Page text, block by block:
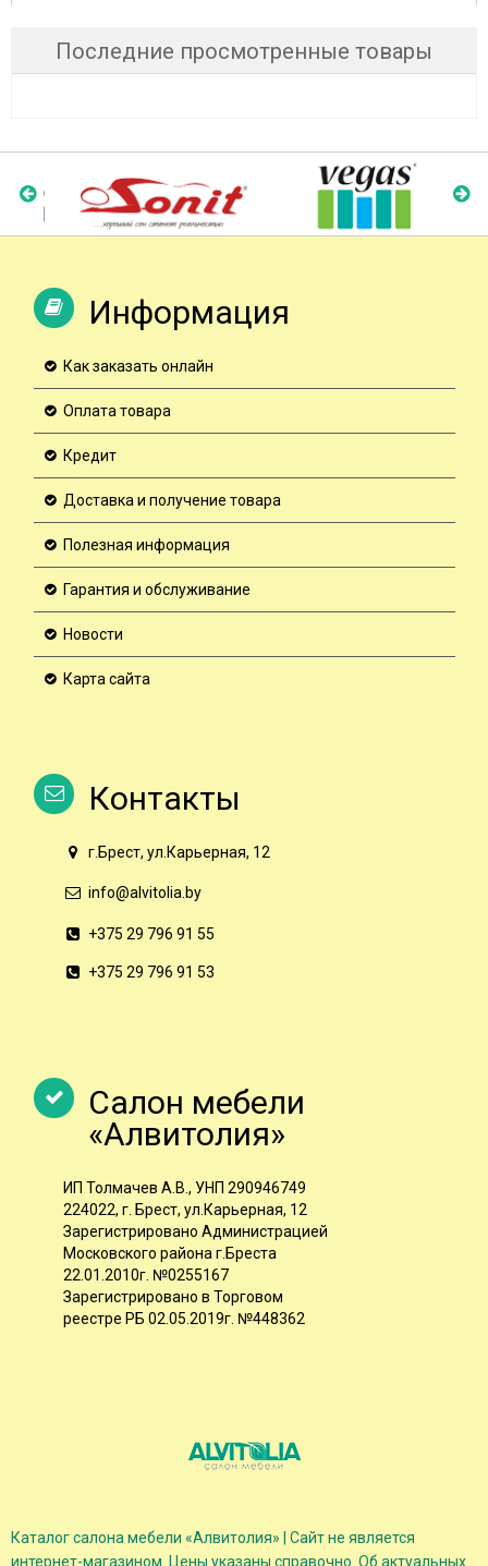
Последние просмотренные товары
Информация
Как заказать онлайн
Оплата товара
Кредит
Доставка и получение товара
Полезная информация
Гарантия и обслуживание
Новости
Карта сайта
Контакты
г.Брест, ул.Карьерная, 12
info@alvitolia.by
+375 29 796 91 55
+375 29 796 91 53
Салон мебели
«Алвитолия»
ИП Толмачев А.В., УНП 290946749
224022, г. Брест, ул.Карьерная, 12
Зарегистрировано Администрацией
Московского района г.Бреста
22.01.2010г. №0255167
Зарегистрировано в Торговом
реестре РБ 02.05.2019г. №448362
Каталог салона мебели «Алвитолия» | Cайт не является
интернет-магазином. Цены указаны справочно. Об актуальных